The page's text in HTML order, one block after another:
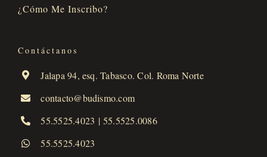
¿Cómo Me Inscribo?
Contáctanos
Jalapa 94, esq. Tabasco. Col. Roma Norte
contacto@budismo.com
55.5525.4023 | 55.5525.0086
55.5525.4023